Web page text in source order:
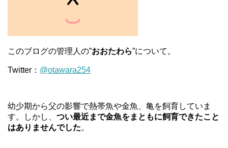
このブログの管理人の”おおたわら”について。
Twitter： @otawara254
幼少期から父の影響で熱帯魚や金魚、亀を飼育していま
す。しかし、 つい最近まで金魚をまともに飼育できたこと
はありませんでした。